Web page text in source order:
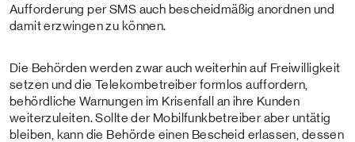
Aufforderung per SMS auch bescheidmäßig anordnen und
damit erzwingen zu können.
Die Behörden werden zwar auch weiterhin auf Freiwilligkeit
setzen und die Telekombetreiber formlos auffordern,
behördliche Warnungen im Krisenfall an ihre Kunden
weiterzuleiten. Sollte der Mobilfunkbetreiber aber untätig
bleiben, kann die Behörde einen Bescheid erlassen, dessen